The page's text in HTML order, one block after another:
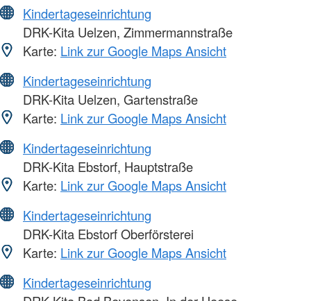
Kindertageseinrichtung
DRK-Kita Uelzen, Zimmermannstraße
Karte: Link zur Google Maps Ansicht
Kindertageseinrichtung
DRK-Kita Uelzen, Gartenstraße
Karte: Link zur Google Maps Ansicht
Kindertageseinrichtung
DRK-Kita Ebstorf, Hauptstraße
Karte: Link zur Google Maps Ansicht
Kindertageseinrichtung
DRK-Kita Ebstorf Oberförsterei
Karte: Link zur Google Maps Ansicht
Kindertageseinrichtung